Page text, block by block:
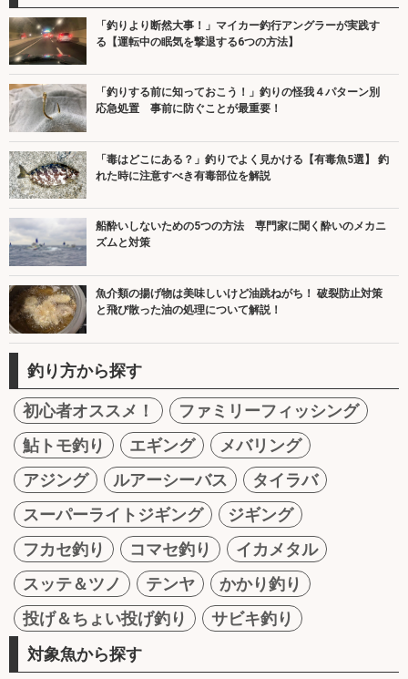
「釣りより断然大事！」マイカー釣行アングラーが実践す
る【運転中の眠気を撃退する6つの方法】
「釣りする前に知っておこう！」釣りの怪我４パターン別
応急処置 事前に防ぐことが最重要！
「毒はどこにある？」釣りでよく見かける【有毒魚5選】 釣
れた時に注意すべき有毒部位を解説
船酔いしないための5つの方法 専門家に聞く酔いのメカニ
ズムと対策
魚介類の揚げ物は美味しいけど油跳ねがち！ 破裂防止対策
と飛び散った油の処理について解説！
釣り方から探す
初心者オススメ！
ファミリーフィッシング
鮎トモ釣り
エギング
メバリング
アジング
ルアーシーバス
タイラバ
スーパーライトジギング
ジギング
フカセ釣り
コマセ釣り
イカメタル
スッテ＆ツノ
テンヤ
かかり釣り
投げ＆ちょい投げ釣り
サビキ釣り
対象魚から探す